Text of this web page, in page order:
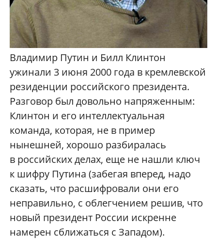
Владимир Путин и Билл Клинтон
ужинали 3 июня 2000 года в кремлевской
резиденции российского президента.
Разговор был довольно напряженным:
Клинтон и его интеллектуальная
команда, которая, не в пример
нынешней, хорошо разбиралась
в российских делах, еще не нашли ключ
к шифру Путина (забегая вперед, надо
сказать, что расшифровали они его
неправильно, с облегчением решив, что
новый президент России искренне
намерен сближаться с Западом).